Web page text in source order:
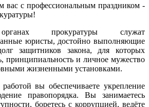
вас с профессиональным праздником -
прокуратуры служат
юристы, достойно выполняющие
защитников закона, для которых
принципиальность и личное мужество
жизненными установками.
вы обеспечиваете укрепление
правопорядка. Вы занимаетесь
боретесь с коррупцией, ведёте